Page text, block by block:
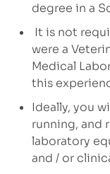
degree in a
It is not
were a
Medical
this
Ideally, you
running, and
laboratory
and / or